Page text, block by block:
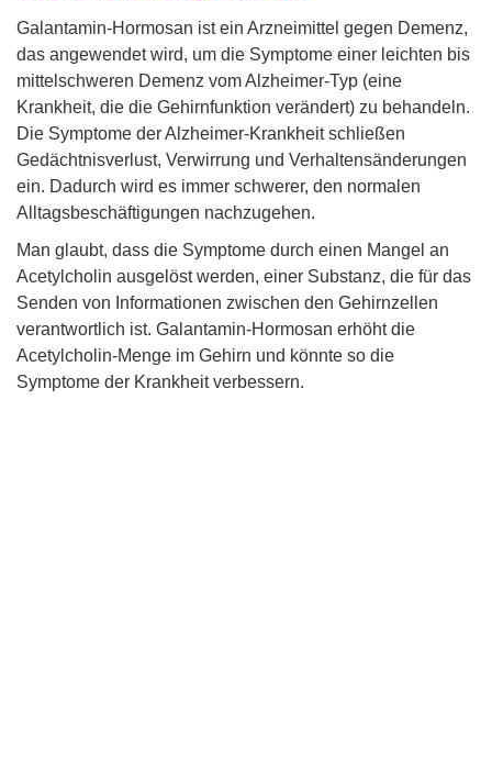
Galantamin-Hormosan ist ein Arzneimittel gegen Demenz,
das angewendet wird, um die Symptome einer leichten bis
mittelschweren Demenz vom Alzheimer-Typ (eine
Krankheit, die die Gehirnfunktion verändert) zu behandeln.
Die Symptome der Alzheimer-Krankheit schließen
Gedächtnisverlust, Verwirrung und Verhaltensänderungen
ein. Dadurch wird es immer schwerer, den normalen
Alltagsbeschäftigungen nachzugehen.
Man glaubt, dass die Symptome durch einen Mangel an
Acetylcholin ausgelöst werden, einer Substanz, die für das
Senden von Informationen zwischen den Gehirnzellen
verantwortlich ist. Galantamin-Hormosan erhöht die
Acetylcholin-Menge im Gehirn und könnte so die
Symptome der Krankheit verbessern.